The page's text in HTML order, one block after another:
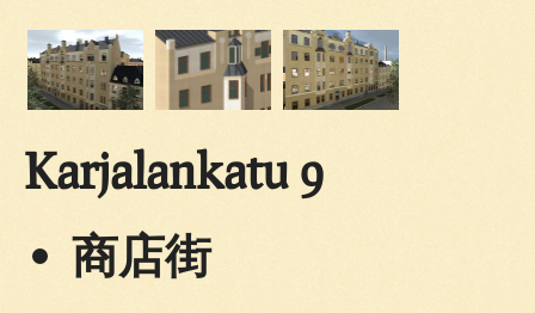
Karjalankatu 9
商店街